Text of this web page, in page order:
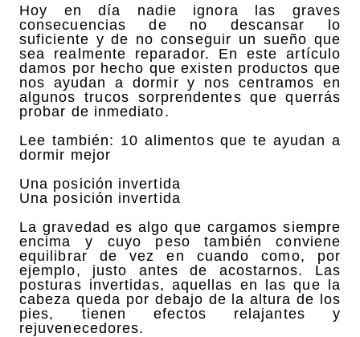
Hoy en día nadie ignora las graves
consecuencias de no descansar lo
suficiente y de no conseguir un sueño que
sea realmente reparador. En este artículo
damos por hecho que existen productos que
nos ayudan a dormir y nos centramos en
algunos trucos sorprendentes que querrás
probar de inmediato.
Lee también: 10 alimentos que te ayudan a
dormir mejor
Una posición invertida
Una posición invertida
La gravedad es algo que cargamos siempre
encima y cuyo peso también conviene
equilibrar de vez en cuando como, por
ejemplo, justo antes de acostarnos. Las
posturas invertidas, aquellas en las que la
cabeza queda por debajo de la altura de los
pies, tienen efectos relajantes y
rejuvenecedores.